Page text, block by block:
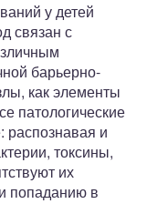
у детей
связан с
барьерно-
как элементы
патологические
распознавая и
токсины,
их
попаданию в